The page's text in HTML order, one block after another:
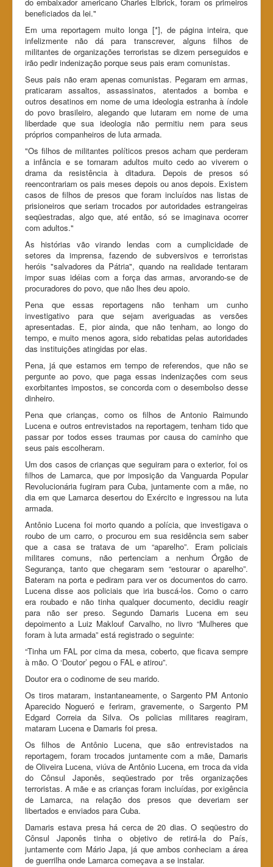
beneficiados da lei."
Em uma reportagem muito longa [*], de página inteira, que
infelizmente não dá para transcrever, alguns filhos de
militantes de organizações terroristas se dizem perseguidos e
irão pedir indenização porque seus pais eram comunistas.
Seus pais não eram apenas comunistas. Pegaram em armas,
praticaram assaltos, assassinatos, atentados a bomba e
outros desatinos em nome de uma ideologia estranha à índole
do povo brasileiro, alegando que lutaram em nome de uma
liberdade que sua ideologia não permitiu nem para seus
próprios companheiros de luta armada.
"Os filhos de militantes políticos presos acham que perderam
a infância e se tornaram adultos muito cedo ao viverem o
drama da resistência à ditadura. Depois de presos só
reencontrariam os pais meses depois ou anos depois. Existem
casos de filhos de presos que foram incluídos nas listas de
prisioneiros que seriam trocados por autoridades estrangeiras
seqüestradas, algo que, até então, só se imaginava ocorrer
com adultos."
As histórias vão virando lendas com a cumplicidade de
setores da imprensa, fazendo de subversivos e terroristas
heróis "salvadores da Pátria", quando na realidade tentaram
impor suas idéias com a força das armas, arvorando-se de
procuradores do povo, que não lhes deu apoio.
Pena que essas reportagens não tenham um cunho
investigativo para que sejam averiguadas as versões
apresentadas. E, pior ainda, que não tenham, ao longo do
tempo, e muito menos agora, sido rebatidas pelas autoridades
das instituições atingidas por elas.
Pena, já que estamos em tempo de referendos, que não se
pergunte ao povo, que paga essas indenizações com seus
exorbitantes impostos, se concorda com o desembolso desse
dinheiro.
Pena que crianças, como os filhos de Antonio Raimundo
Lucena e outros entrevistados na reportagem, tenham tido que
passar por todos esses traumas por causa do caminho que
seus pais escolheram.
Um dos casos de crianças que seguiram para o exterior, foi os
filhos de Lamarca, que por imposição da Vanguarda Popular
Revolucionária fugiram para Cuba, juntamente com a mãe, no
dia em que Lamarca desertou do Exército e ingressou na luta
armada.
Antônio Lucena foi morto quando a polícia, que investigava o
roubo de um carro, o procurou em sua residência sem saber
que a casa se tratava de um “aparelho”. Eram policiais
militares comuns, não pertenciam a nenhum Órgão de
Segurança, tanto que chegaram sem “estourar o aparelho”.
Bateram na porta e pediram para ver os documentos do carro.
Lucena disse aos policiais que iria buscá-los. Como o carro
era roubado e não tinha qualquer documento, decidiu reagir
para não ser preso. Segundo Damaris Lucena em seu
depoimento a Luiz Maklouf Carvalho, no livro “Mulheres que
foram à luta armada” está registrado o seguinte:
“Tinha um FAL por cima da mesa, coberto, que ficava sempre
à mão. O ‘Doutor’ pegou o FAL e atirou”.
Doutor era o codinome de seu marido.
Os tiros mataram, instantaneamente, o Sargento PM Antonio
Aparecido Nogueró e feriram, gravemente, o Sargento PM
Edgard Correia da Silva. Os policias militares reagiram,
mataram Lucena e Damaris foi presa.
Os filhos de Antônio Lucena, que são entrevistados na
reportagem, foram trocados juntamente com a mãe, Damaris
de Oliveira Lucena, viúva de Antônio Lucena, em troca da vida
do Cônsul Japonês, seqüestrado por três organizações
terroristas. A mãe e as crianças foram incluídas, por exigência
de Lamarca, na relação dos presos que deveriam ser
libertados e enviados para Cuba.
Damaris estava presa há cerca de 20 dias. O seqüestro do
Cônsul Japonês tinha o objetivo de retirá-la do País,
juntamente com Mário Japa, já que ambos conheciam a área
de guerrilha onde Lamarca começava a se instalar.